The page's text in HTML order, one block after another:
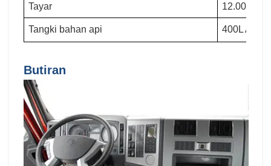
Tayar
12.00R20
Tangki bahan api 400L
Butiran